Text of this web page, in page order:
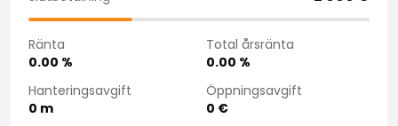
Köpa bil på distans
Saka Select
Nyheter och kampanjer
Företag
Ränta
0.00 %
Total årsränta
0.00 %
Hanteringsavgift
0 m
Öppningsavgift
0 €